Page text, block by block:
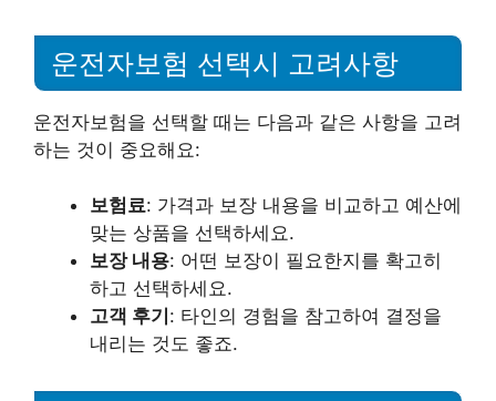
운전자보험 선택시 고려사항
운전자보험을 선택할 때는 다음과 같은 사항을 고려
하는 것이 중요해요:
보험료: 가격과 보장 내용을 비교하고 예산에
맞는 상품을 선택하세요.
보장 내용: 어떤 보장이 필요한지를 확고히
하고 선택하세요.
고객 후기 : 타인의 경험을 참고하여 결정을
내리는 것도 좋죠.